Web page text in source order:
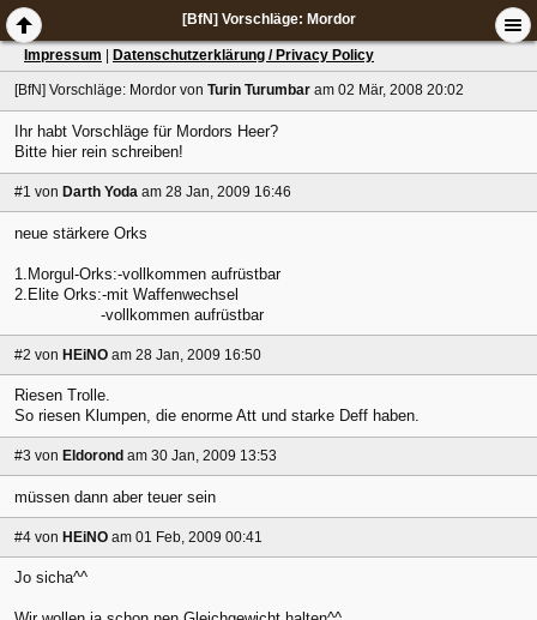
[BfN] Vorschläge: Mordor
Impressum Datenschutzerklärung / Privacy Policy
[BfN] Vorschläge: Mordor von Turin Turumbar am 02 Mär, 2008 20:02
Ihr habt Vorschläge für Mordors Heer?
Bitte hier rein schreiben!
#1 von Darth Yoda am 28 Jan, 2009 16:46
neue stärkere Orks
1.Morgul-Orks:-vollkommen aufrüstbar
2.Elite Orks:-mit Waffenwechsel
-vollkommen aufrüstbar
#2 von HEiNO am 28 Jan, 2009 16:50
Riesen Trolle.
So riesen Klumpen, die enorme Att und starke Deff haben.
#3 von Eldorond am 30 Jan, 2009 13:53
müssen dann aber teuer sein
#4 von HEiNO am 01 Feb, 2009 00:41
Jo sicha^^